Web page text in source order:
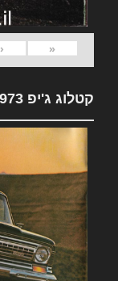
«
‹
קטלוג ג'יפ 1973